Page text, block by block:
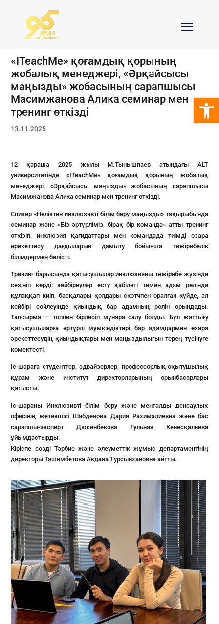
«ITeachMe» қоғамдық қорының
жобалық менеджері, «Әрқайсысы
маңызды» жобасының сарапшысы
Масимжанова Алика семинар мен
тренинг өткізді
13.11.2025
12 қараша 2025 жылы М.Тынышпаев атындағы ALT
университетінде «ITeachMe» қоғамдық қорының жобалық
менеджері, «Әрқайсысы маңызды» жобасының сарапшысы
Масимжанова Алика семинар мен тренинг өткізді.
Спикер «Неліктен инклюзивті білім беру маңызды» тақырыбында
семинар және «Біз әртүрліміз, бірақ бір команда» атты тренинг
өткізіп, инклюзия қағидаттары мен командада тиімді өзара
әрекеттесу дағдыларын дамыту бойынша тәжірибелік
білімдермен бөлісті.
Тренинг барысында қатысушылар инклюзияны тәжірибе жүзінде
сезініп көрді: кейбіреулер есту қабілеті төмен адам рөлінде
құлаққап киіп, басқалары қолдары скотчпен оралған күйде, ал
кейбірі сөйлеуінде қиындық бар адамның рөлін орындады.
Тапсырма — топпен бірлесіп мұнара салу болды. Бұл жаттығу
қатысушыларға әртүрлі мүмкіндіктері бар адамдармен өзара
әрекеттесудің қиындықтары мен маңыздылығын терең түсінуге
көмектесті.
Іс-шараға студенттер, эдвайзерлер, профессорлық-оқытушылық
құрам және институт директорларының орынбасарлары
қатысты.
Іс-шараны Инклюзивті білім беру және менталды денсаулық
офисінің жетекшісі Шабденова Дария Рахималиевна және бас
сарапшы-эксперт Дюсенбекова Гульназ Кенесқалиева
ұйымдастырды.
Кіріспе сөзді Тәрбие және әлеуметтік жұмыс департаментінің
директоры Ташимбетова Акдана Турсынхановна айтты.